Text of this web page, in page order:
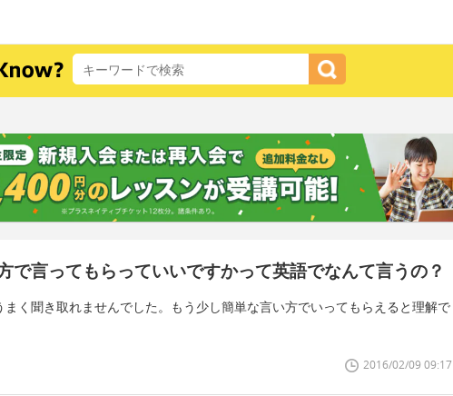
で言ってもらっていいですかって英語でなんて言うの？
く聞き取れませんでした。もう少し簡単な言い方でいってもらえると理解で
2016/02/09 09:17